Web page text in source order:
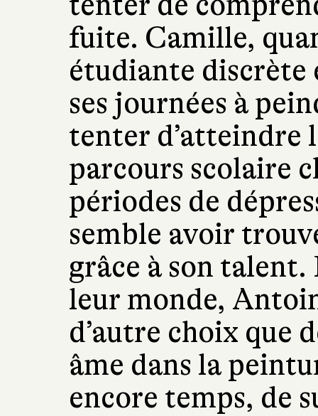
fuite. Camille,
étudiante discrète
ses journées à
tenter d’atteindre
parcours scolaire
périodes de
semble avoir
grâce à son talent.
leur monde,
d’autre choix que
âme dans la
encore temps, de